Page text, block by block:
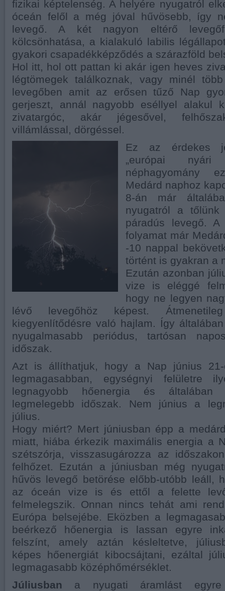
fizikai képtelenség. A helyére nyugatról
óceán felől a még jóval hűvösebb, így
levegő. A két nagyon eltérő
kölcsönhatása, a kialakuló labilis
gyakori csapadékképződés a szárazföld
Hol itt, hol ott pattan ki akár igen heves
légtömegek találkoznak, vagy minél
levegőben amit az erősen tűző Nap
gerjeszt, annál nagyobb eséllyel alakul
zivatargóc, akár jégesővel,
villámlással, dörgéssel.
Ez az érdekes
„európai
néphagyomány
Medárd naphoz
8-án már
nyugatról a tőlünk
páradús levegő.
folyamat már
-10 nappal
történt is gyakran a
Ezután azonban
vize is eléggé
hogy ne legyen
lévő levegőhöz képest.
kiegyenlítődésre való hajlam. Így
nyugalmasabb periódus, tartósan
időszak.
Azt is állíthatjuk, hogy a Nap június
legmagasabban, egységnyi felületre
legnagyobb hőenergia és
legmelegebb időszak. Nem június a
július.
Hogy miért? Mert júniusban épp a
miatt, hiába érkezik maximális energia a
szétszórja, visszasugározza az
felhőzet. Ezután a júniusban még
hűvös levegő betörése előbb-utóbb leáll,
az óceán vize is és ettől a felette
felmelegszik. Onnan nincs tehát ami
Európa belsejébe. Eközben a
beérkező hőenergia is lassan egyre
felszínt, amely aztán késleltetve,
képes hőenergiát kibocsájtani, ezáltal
legmagasabb középhőmérséklet.
Júliusban a nyugati áramlást